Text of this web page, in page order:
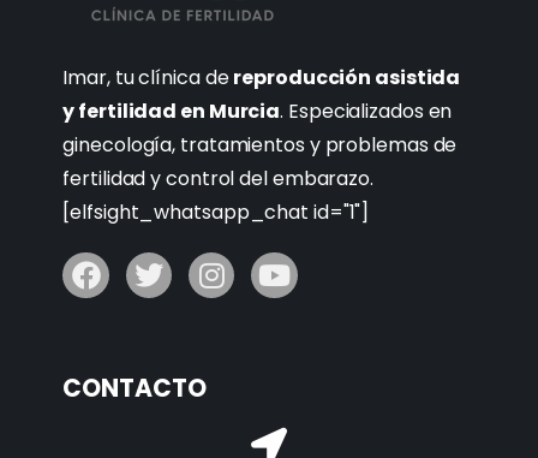
Imar, tu clínica dereproducción asistida
y fertilidad en Murcia. Especializados en
ginecología, tratamientos y problemas de
fertilidad y control del embarazo.
[elfsight_whatsapp_chat id="1"]
CONTACTO